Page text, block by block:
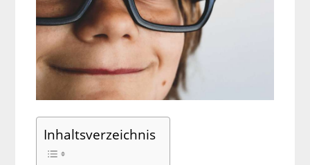
Inhaltsverzeichnis